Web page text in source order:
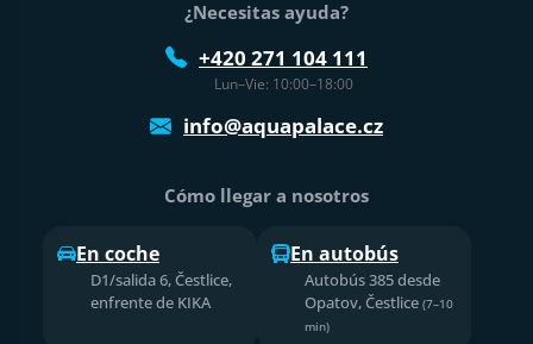
¿Necesitas ayuda?
+420 271 104 111
Lun–Vie: 10:00–18:00
info@aquapalace.cz
Cómo llegar a nosotros
En coche
D1/salida 6, Čestlice,
enfrente de KIKA
En autobús
Autobús 385 desde
Opatov, Čestlice (7–10
min)